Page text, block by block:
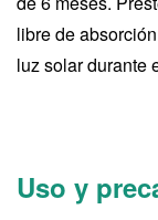
libre de
luz solar durante
Uso y